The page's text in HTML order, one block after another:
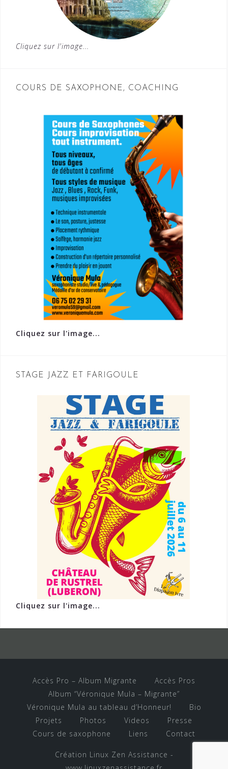
Cliquez sur l'image...
COURS DE SAXOPHONE, COACHING
Cliquez sur l'image...
STAGE JAZZ ET FARIGOULE
Cliquez sur l'image...
Accès Pro – Album Migrante
Accès Pros
Album “Véronique Mula – Migrante”
Véronique Mula au tableau d’Honneur!
Bio
Projets
Photos Videos
Presse
Cours de saxophone
Liens Contact
Création Linux Zen Assistance -